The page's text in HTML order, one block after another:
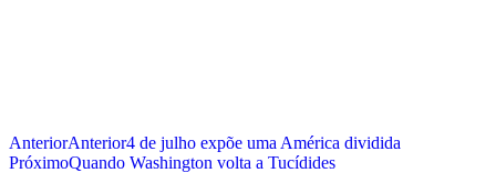
AnteriorAnterior4 de julho expõe uma América dividida
PróximoQuando Washington volta a Tucídides